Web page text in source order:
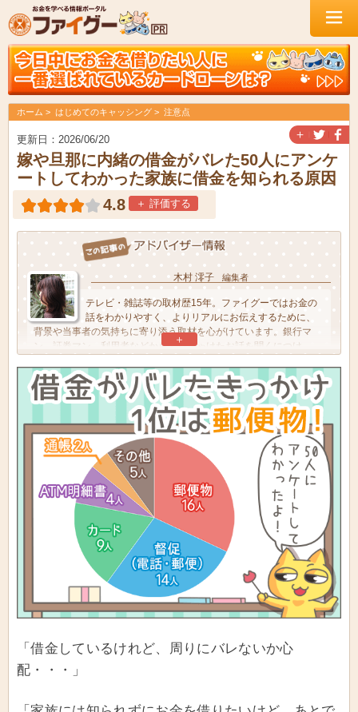
ホーム はじめてのキャッシング 注意点
更新日：2026/06/20
嫁や旦那に内緒の借金がバレた50人にアンケ
ートしてわかった家族に借金を知られる原因
＋
4.8 ＋ 評価する
木村 澪子 編集者
テレビ・雑誌等の取材歴15年。ファイグーではお金の
話をわかりやすく、よりリアルにお伝えするために、
背景や当事者の気持ちに寄り添う取材を心がけています。銀行マ
ン、証券マン、利用者などからぶっちゃけたお話を聞くにつけ、
娘・ザリガニ2匹。
＋
「借金しているけれど、周りにバレないか心
配・・・」